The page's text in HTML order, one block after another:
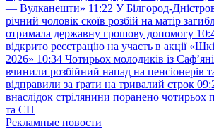
— Вулканешти» 11:22 У Білгород-
річний чоловік скоїв розбій на матір
отримала державну грошову допомогу
відкрито реєстрацію на участь в акції
2026» 10:34 Чотирьох молодиків із
вчинили розбійний напад на пенсіонерів
відправили за ґрати на тривалий строк
внаслідок стрілянини поранено
та СП
Рекламные новости